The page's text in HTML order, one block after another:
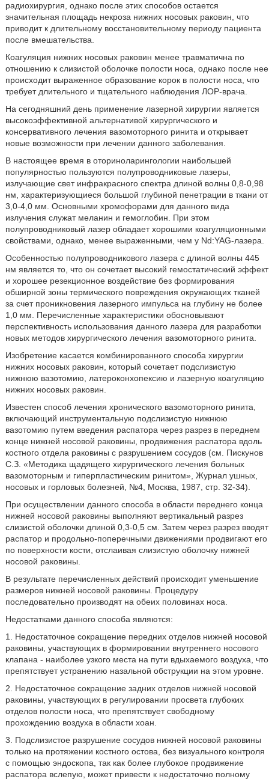
радиохирургия, однако после этих способов остается
значительная площадь некроза нижних носовых раковин, что
приводит к длительному восстановительному периоду пациента
после вмешательства.
Коагуляция нижних носовых раковин менее травматична по
отношению к слизистой оболочке полости носа, однако после нее
происходит выраженное образование корок в полости носа, что
требует длительного и тщательного наблюдения ЛОР-врача.
На сегодняшний день применение лазерной хирургии является
высокоэффективной альтернативой хирургического и
консервативного лечения вазомоторного ринита и открывает
новые возможности при лечении данного заболевания.
В настоящее время в оториноларингологии наибольшей
популярностью пользуются полупроводниковые лазеры,
излучающие свет инфракрасного спектра длиной волны 0,8-0,98
нм, характеризующиеся большой глубиной пенетрации в ткани от
3,0-4,0 мм. Основными хромофорами для данного вида
излучения служат меланин и гемоглобин. При этом
полупроводниковый лазер обладает хорошими коагуляционными
свойствами, однако, менее выраженными, чем у Nd:YAG-лазера.
Особенностью полупроводникового лазера с длиной волны 445
нм является то, что он сочетает высокий гемостатический эффект
и хорошее резекционное воздействие без формирования
обширной зоны термического повреждения окружающих тканей
за счет проникновения лазерного импульса на глубину не более
1,0 мм. Перечисленные характеристики обосновывают
перспективность использования данного лазера для разработки
новых методов хирургического лечения вазомоторного ринита.
Изобретение касается комбинированного способа хирургии
нижних носовых раковин, который сочетает подслизистую
нижнюю вазотомию, латероконхопексию и лазерную коагуляцию
нижних носовых раковин.
Известен способ лечения хронического вазомоторного ринита,
включающий инструментальную подслизистую нижнюю
вазотомию путем введения распатора через разрез в переднем
конце нижней носовой раковины, продвижения распатора вдоль
костного отдела раковины с разрушением сосудов (см. Пискунов
С.З. «Методика щадящего хирургического лечения больных
вазомоторным и гиперпластическим ринитом», Журнал ушных,
носовых и горловых болезней, №4, Москва, 1987, стр. 32-34).
При осуществлении данного способа в области переднего конца
нижней носовой раковины выполняют вертикальный разрез
слизистой оболочки длиной 0,3-0,5 см. Затем через разрез вводят
распатор и продольно-поперечными движениями продвигают его
по поверхности кости, отслаивая слизистую оболочку нижней
носовой раковины.
В результате перечисленных действий происходит уменьшение
размеров нижней носовой раковины. Процедуру
последовательно производят на обеих половинах носа.
Недостатками данного способа являются:
1. Недостаточное сокращение передних отделов нижней носовой
раковины, участвующих в формировании внутреннего носового
клапана - наиболее узкого места на пути вдыхаемого воздуха, что
препятствует устранению назальной обструкции на этом уровне.
2. Недостаточное сокращение задних отделов нижней носовой
раковины, участвующих в регулировании просвета глубоких
отделов полости носа, что препятствует свободному
прохождению воздуха в области хоан.
3. Подслизистое разрушение сосудов нижней носовой раковины
только на протяжении костного остова, без визуального контроля
с помощью эндоскопа, так как более глубокое продвижение
распатора вслепую, может привести к недостаточно полному